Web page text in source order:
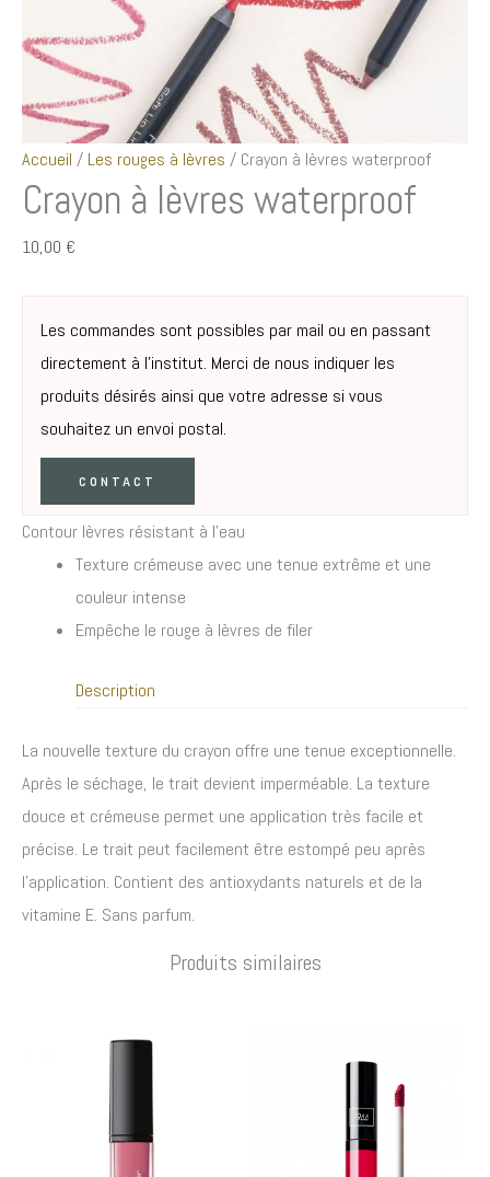
Accueil / Les rouges à lèvres / Crayon à lèvres waterproof
Crayon à lèvres waterproof
10,00 €
Les commandes sont possibles par mail ou en passant
directement à l’institut. Merci de nous indiquer les
produits désirés ainsi que votre adresse si vous
souhaitez un envoi postal.
CONTACT
Contour lèvres résistant à l’eau
Texture crémeuse avec une tenue extrême et une
couleur intense
Empêche le rouge à lèvres de filer
Description
La nouvelle texture du crayon offre une tenue exceptionnelle.
Après le séchage, le trait devient imperméable. La texture
douce et crémeuse permet une application très facile et
précise. Le trait peut facilement être estompé peu après
l’application. Contient des antioxydants naturels et de la
vitamine E. Sans parfum.
Produits similaires